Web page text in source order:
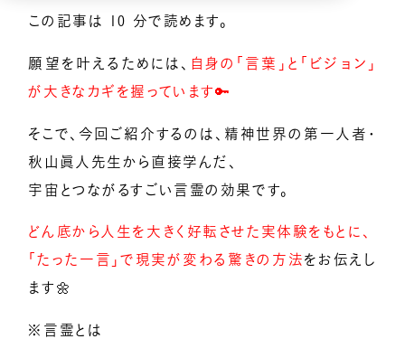
億楽 当たり前ゼロ感謝® 360度許し
億楽®集中講座
この記事は 10 分で読めます。
願望を叶えるためには、 自身の「言葉」と「ビジョン」
が大きなカギを握っています🔑
そこで、今回ご紹介するのは、精神世界の第一人者・
秋山眞人先生から直接学んだ、
宇宙とつながるすごい言霊の効果です。
どん底から人生を大きく好転させた実体験をもとに、
「たった一言」で現実が変わる驚きの方法をお伝えし
ます🌼
※言霊とは